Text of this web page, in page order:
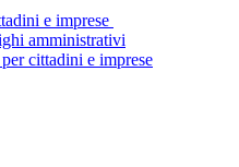
e imprese
amministrativi
cittadini e imprese